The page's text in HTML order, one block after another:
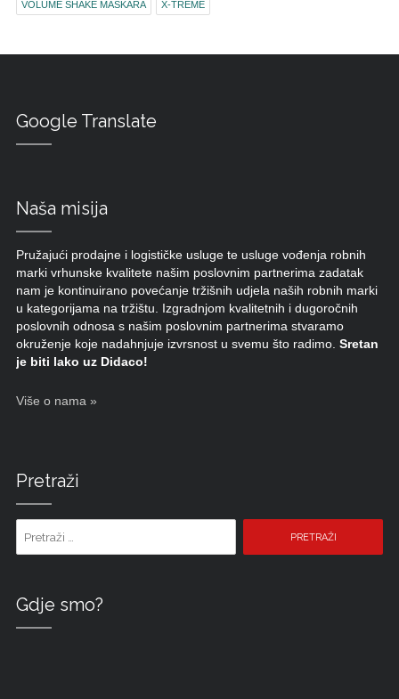
VOLUME SHAKE MASKARA X-TREME
Google Translate
Naša misija
Pružajući prodajne i logističke usluge te usluge vođenja robnih
marki vrhunske kvalitete našim poslovnim partnerima zadatak
nam je kontinuirano povećanje tržišnih udjela naših robnih marki
u kategorijama na tržištu. Izgradnjom kvalitetnih i dugoročnih
poslovnih odnosa s našim poslovnim partnerima stvaramo
okruženje koje nadahnjuje izvrsnost u svemu što radimo. Sretan
je biti lako uz Didaco!
Više o nama »
Pretraži
Gdje smo?